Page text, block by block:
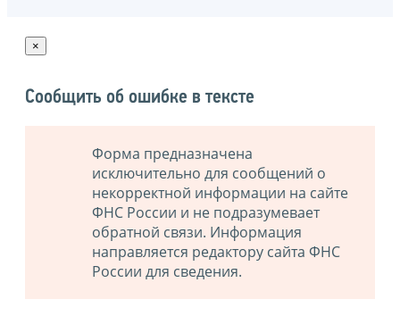
×
Сообщить об ошибке в тексте
Форма предназначена
исключительно для сообщений о
некорректной информации на сайте
ФНС России и не подразумевает
обратной связи. Информация
направляется редактору сайта ФНС
России для сведения.